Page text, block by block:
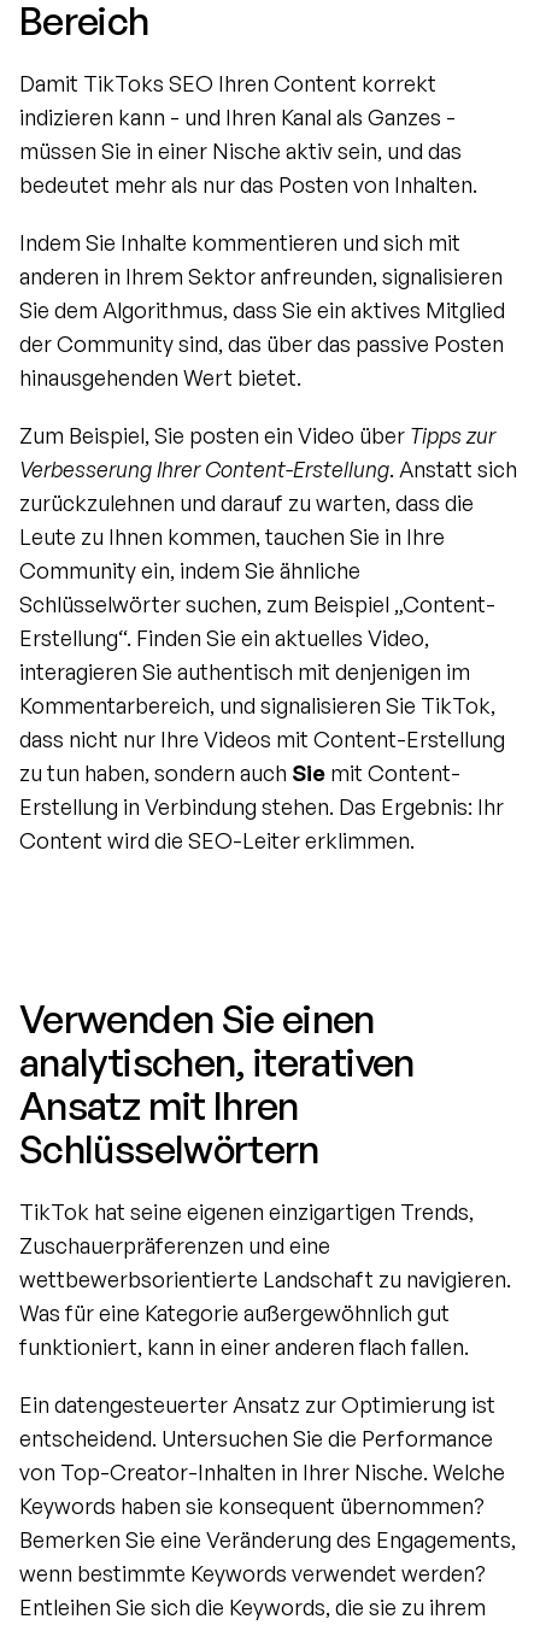
Bereich
Damit TikToks SEO Ihren Content korrekt
indizieren kann - und Ihren Kanal als Ganzes -
müssen Sie in einer Nische aktiv sein, und das
bedeutet mehr als nur das Posten von Inhalten.
Indem Sie Inhalte kommentieren und sich mit
anderen in Ihrem Sektor anfreunden, signalisieren
Sie dem Algorithmus, dass Sie ein aktives Mitglied
der Community sind, das über das passive Posten
hinausgehenden Wert bietet.
Zum Beispiel, Sie posten ein Video über Tipps zur
Verbesserung Ihrer Content-Erstellung. Anstatt sich
zurückzulehnen und darauf zu warten, dass die
Leute zu Ihnen kommen, tauchen Sie in Ihre
Community ein, indem Sie ähnliche
Schlüsselwörter suchen, zum Beispiel „Content-
Erstellung“. Finden Sie ein aktuelles Video,
interagieren Sie authentisch mit denjenigen im
Kommentarbereich, und signalisieren Sie TikTok,
dass nicht nur Ihre Videos mit Content-Erstellung
zu tun haben, sondern auch Sie mit Content-
Erstellung in Verbindung stehen. Das Ergebnis: Ihr
Content wird die SEO-Leiter erklimmen.
Verwenden Sie einen
analytischen, iterativen
Ansatz mit Ihren
Schlüsselwörtern
TikTok hat seine eigenen einzigartigen Trends,
Zuschauerpräferenzen und eine
wettbewerbsorientierte Landschaft zu navigieren.
Was für eine Kategorie außergewöhnlich gut
funktioniert, kann in einer anderen flach fallen.
Ein datengesteuerter Ansatz zur Optimierung ist
entscheidend. Untersuchen Sie die Performance
von Top-Creator-Inhalten in Ihrer Nische. Welche
Keywords haben sie konsequent übernommen?
Bemerken Sie eine Veränderung des Engagements,
wenn bestimmte Keywords verwendet werden?
Entleihen Sie sich die Keywords, die sie zu ihrem